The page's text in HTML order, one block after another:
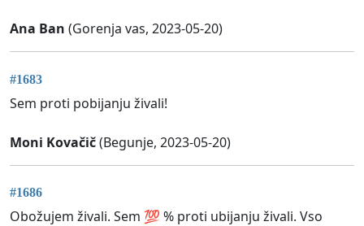
Ana Ban (Gorenja vas, 2023-05-20)
#1683
Sem proti pobijanju živali!
Moni Kovačič(Begunje, 2023-05-20)
#1686
Obožujem živali. Sem 💯 % proti ubijanju živali. Vso